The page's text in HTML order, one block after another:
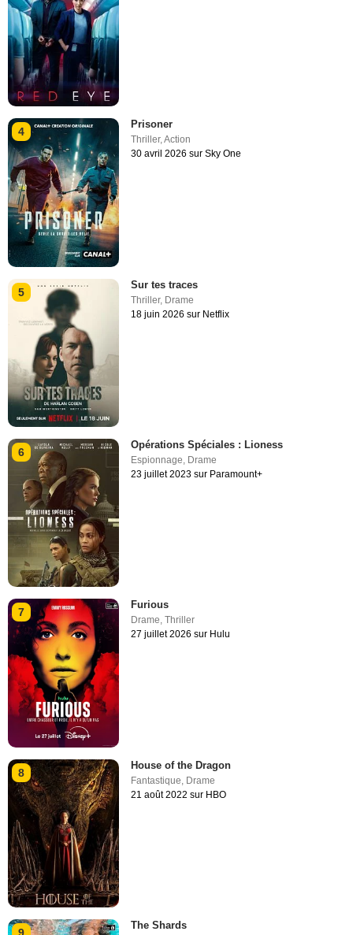
4
Prisoner
Thriller,Action
30 avril 2026 sur Sky One
5
Sur tes traces
Thriller, Drame
18 juin 2026 sur Netflix
6
Opérations Spéciales : Lioness
Espionnage, Drame
23 juillet 2023 sur Paramount+
7
Furious
Drame,Thriller
27 juillet 2026 sur Hulu
8
House of the Dragon
Fantastique Drame
21 août 2022 sur HBO
The Shards